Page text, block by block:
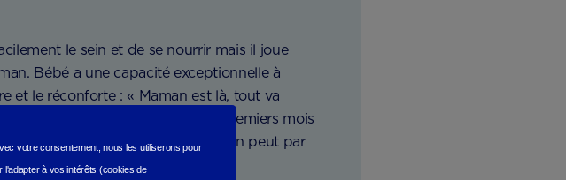
le sein et de se nourrir mais il joue
Bébé a une capacité exceptionnelle à
et le réconforte : « Maman est là, tout va
parfum ou de savon durant les premiers mois
si Maman n’ai pas toujours là, on peut par
berceau de Bébé.
votre consentement, nous les utiliseronspour
l'adapter à vos intérêts (cookies de